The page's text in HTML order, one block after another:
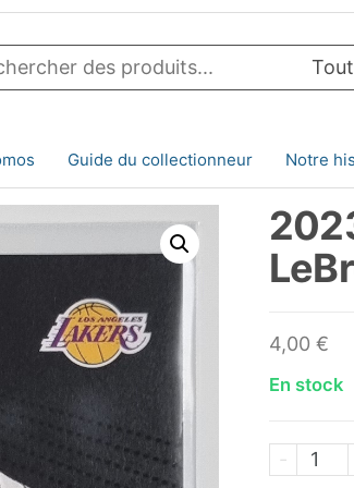
Guide du collectionneur Notre
4,00 €
En stock
-